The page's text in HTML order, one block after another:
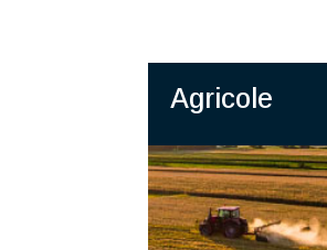
Agricole